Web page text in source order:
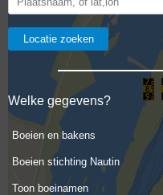
Welke gegevens?
Boeien en bakens
Boeien stichting Nautin
Toon boeinamen